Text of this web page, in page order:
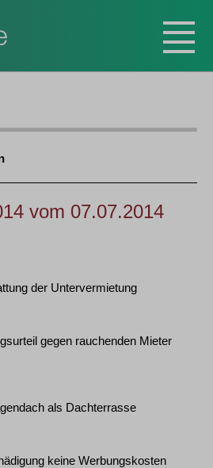
vom 07.07.2014
der Untervermietung
gegen rauchenden Mieter
als Dachterrasse
keine Werbungskosten